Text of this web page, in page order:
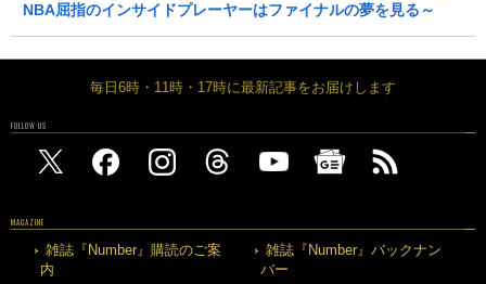
NBA屈指のインサイドプレーヤーはファイナルの夢を見る～
毎日6時・11時・17時に最新記事をお届けします
FOLLOW US
MAGAZINE
雑誌『Number』購読のご案
内
雑誌『Number』バックナン
バー